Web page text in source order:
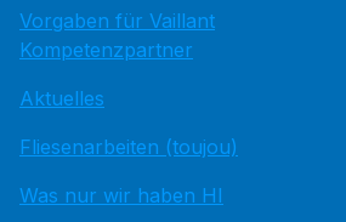
Vorgaben für Vaillant
Kompetenzpartner
Aktuelles
Fliesenarbeiten (toujou)
Was nur wir haben HI